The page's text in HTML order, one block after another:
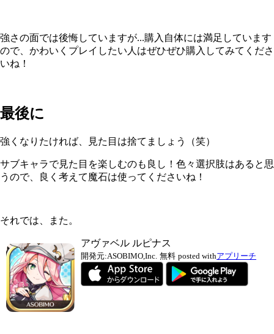
強さの面では後悔していますが...購入自体には満足しています
ので、かわいくプレイしたい人はぜひぜひ購入してみてくださ
いね！
最後に
強くなりたければ、見た目は捨てましょう（笑）
サブキャラで見た目を楽しむのも良し！色々選択肢はあると思
うので、良く考えて魔石は使ってくださいね！
それでは、また。
アヴァベル ルピナス
開発元:ASOBIMO,Inc. 無料 posted withアプリーチ